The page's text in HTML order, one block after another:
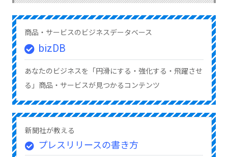
商品・サービスのビジネスデータベース
bizDB
あなたのビジネスを「円滑にする・強化する・飛躍させ
る」商品・サービスが見つかるコンテンツ
新聞社が教える
プレスリリースの書き方